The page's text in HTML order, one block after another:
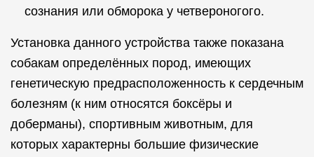
сознания или обморока у четвероногого.
Установка данного устройства также показана
собакам определённых пород, имеющих
генетическую предрасположенность к сердечным
болезням (к ним относятся боксёры и
доберманы), спортивным животным, для
которых характерны большие физические